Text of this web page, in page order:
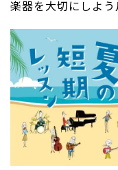
楽器を大切にしよう